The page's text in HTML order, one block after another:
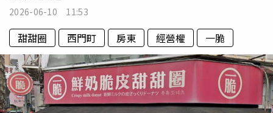
2026-06-10 11:53
甜甜圈 西門町 房東 經營權 一脆